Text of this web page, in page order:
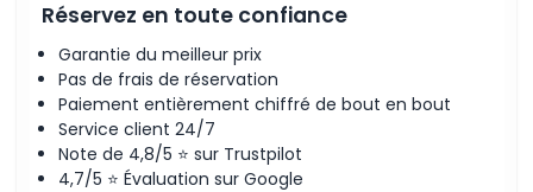
Réservez en toute confiance
Garantie du meilleur prix
Pas de frais de réservation
Paiement entièrement chiffré de bout en bout
Service client 24/7
Note de 4,8/5 ⭐ sur Trustpilot
4,7/5 ⭐ Évaluation sur Google